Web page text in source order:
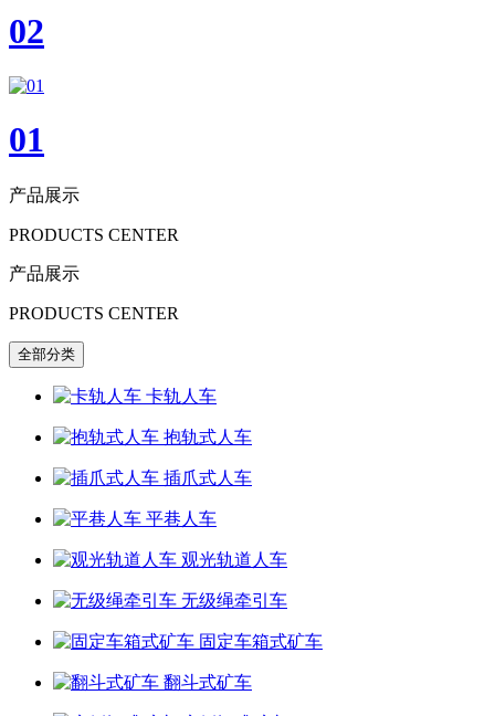
02
01
产品展示
PRODUCTS CENTER
产品展示
PRODUCTS CENTER
全部分类
卡轨人车
抱轨式人车
插爪式人车
平巷人车
观光轨道人车
无级绳牵引车
固定车箱式矿车
翻斗式矿车